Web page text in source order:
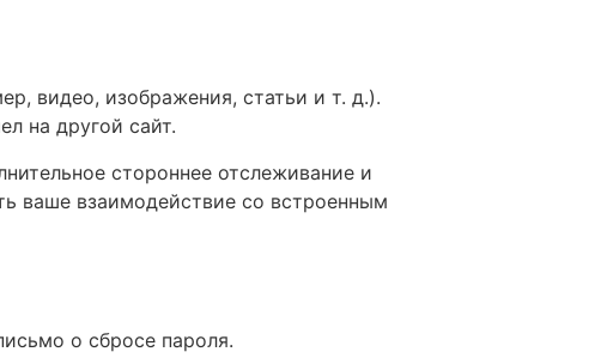
видео, изображения, статьи и т. д.).
на другой сайт.
стороннее отслеживание и
ваше взаимодействие со встроенным
о сбросе пароля.